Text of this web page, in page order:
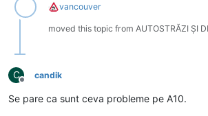
vancouver
moved this topic from AUTOSTRĂZI ȘI
C
Deconectat
candik
Se pare ca sunt ceva probleme pe A10.